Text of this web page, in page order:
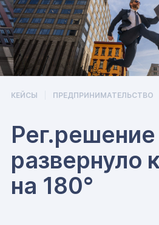
КЕЙСЫ ПРЕДПРИНИМАТЕЛЬСТВО
Рег.решение
развернуло
на 180°